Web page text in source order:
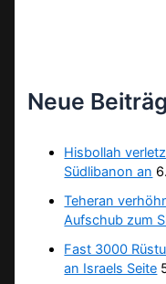
Neue
Hisbollah
Südlibanon an
Teheran
Aufschub zum
Fast 3000
an Israels Seite